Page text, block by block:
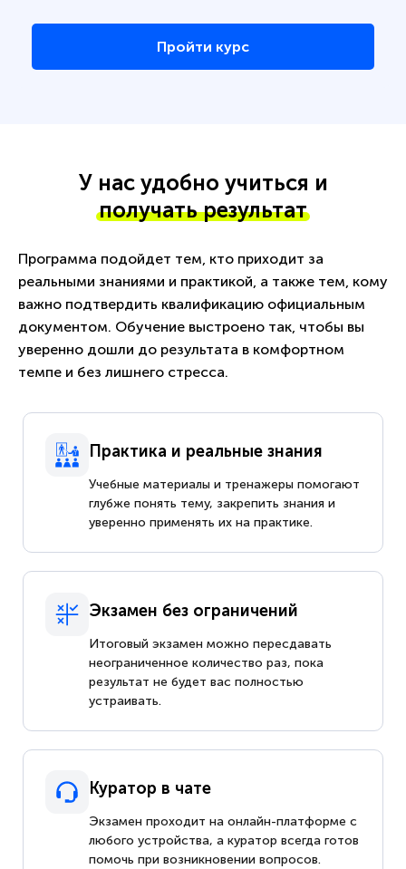
Пройти курс
У нас удобно учиться и
получать результат
Программа подойдет тем, кто приходит за
реальными знаниями и практикой, а также тем, кому
важно подтвердить квалификацию официальным
документом. Обучение выстроено так, чтобы вы
уверенно дошли до результата в комфортном
темпе и без лишнего стресса.
Практика и реальные знания
Учебные материалы и тренажеры помогают
глубже понять тему, закрепить знания и
уверенно применять их на практике.
Экзамен без ограничений
Итоговый экзамен можно пересдавать
неограниченное количество раз, пока
результат не будет вас полностью
устраивать.
Куратор в чате
Экзамен проходит на онлайн-платформе с
любого устройства, а куратор всегда готов
помочь при возникновении вопросов.